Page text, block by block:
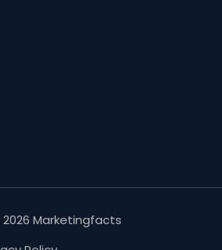
Marketingfacts